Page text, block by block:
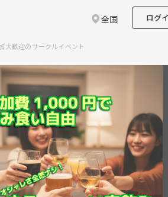
全国 ログ
大歓迎のサークルイベント